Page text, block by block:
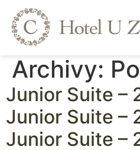
Archivy:
Junior Suite –
Junior Suite –
Junior Suite –